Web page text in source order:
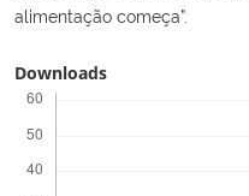
alimentação começa”.
Downloads